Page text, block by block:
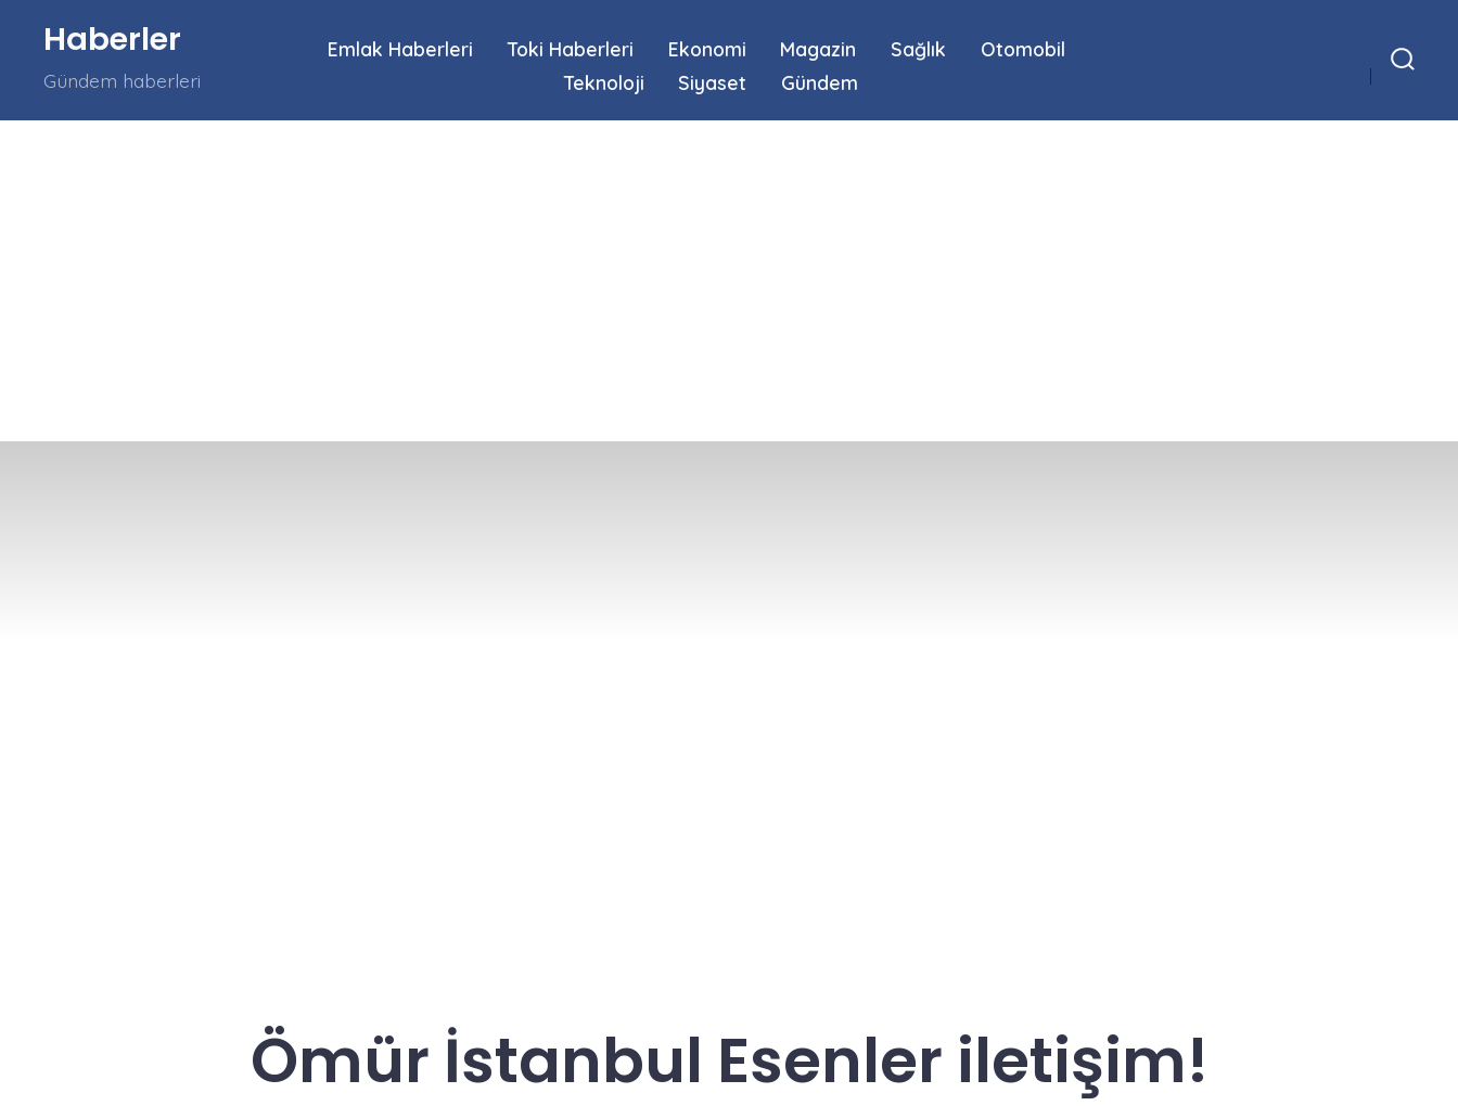
Arama
Göster/Gizle
Haberler
Gündem haberleri
Emlak Haberleri Toki Haberleri Ekonomi Magazin Sağlık
Otomobil
Teknoloji
Siyaset Gündem
Ömür İstanbul Esenler iletişim!